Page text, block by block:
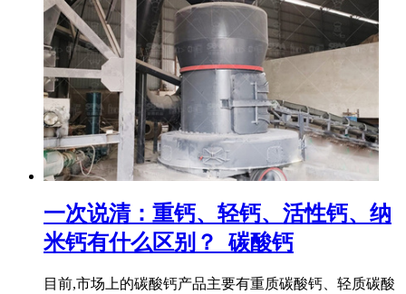
一次说清：重钙、轻钙、活性钙、纳
米钙有什么区别？_碳酸钙
目前,市场上的碳酸钙产品主要有重质碳酸钙、轻质碳酸